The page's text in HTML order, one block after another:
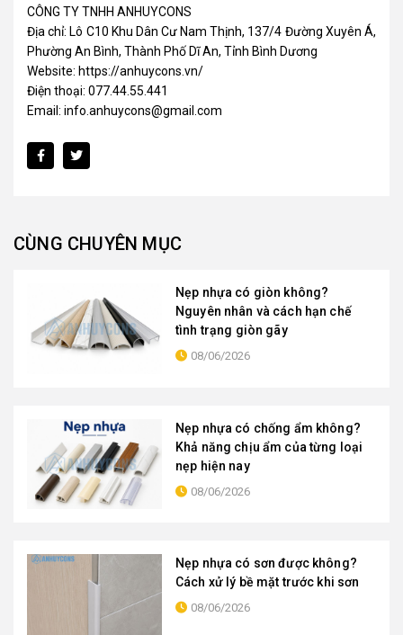
CÔNG TY TNHH ANHUYCONS
Địa chỉ: Lô C10 Khu Dân Cư Nam Thịnh, 137/4 Đường Xuyên Á,
Phường An Bình, Thành Phố Dĩ An, Tỉnh Bình Dương
Website: https://anhuycons.vn/
Điện thoại: 077.44.55.441
Email: info.anhuycons@gmail.com
CÙNG CHUYÊN MỤC
Nẹp nhựa có giòn không?
Nguyên nhân và cách hạn chế
tình trạng giòn gãy
08/06/2026
Nẹp nhựa có chống ẩm không?
Khả năng chịu ẩm của từng loại
nẹp hiện nay
08/06/2026
Nẹp nhựa có sơn được không?
Cách xử lý bề mặt trước khi sơn
08/06/2026